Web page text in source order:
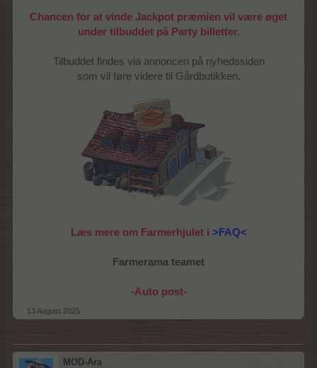
Chancen for at vinde Jackpot præmien vil være øget
under tilbuddet på Party billetter.
Tilbuddet findes via annoncen på nyhedssiden
som vil føre videre til Gårdbutikken.
Læs mere om Farmerhjulet i >FAQ<
Farmerama teamet
-Auto post-
13 August 2025
MOD-Ara